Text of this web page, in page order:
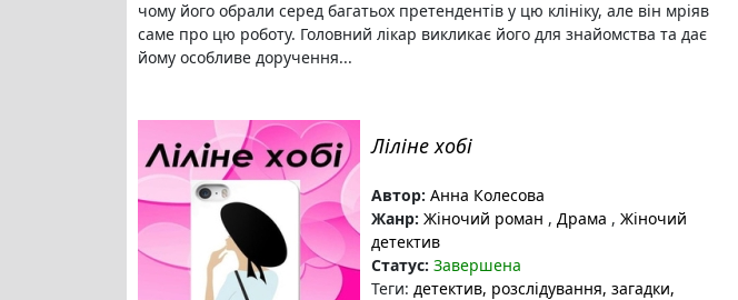
чому його обрали серед багатьох претендентів у цю клініку, але він мріяв
саме про цю роботу. Головний лікар викликає його для знайомства та дає
йому особливе доручення...
Ліліне хобі
Автор: Анна Колесова
Жанр: Жіночий роман , Драма , Жіночий
детектив
Статус: Завершена
Теги: детектив, розслідування, загадки,